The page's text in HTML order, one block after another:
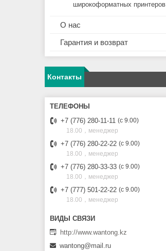
широкоформатных принтеров
О нас
Гарантия и возврат
Контакты
+7 (776) 280-11-11 с 9.00
18.00，менеджер
+7 (776) 280-22-22 с 9.00
18.00，менеджер
+7 (776) 280-33-33 с 9.00
18.00，менеджер
+7 (777) 501-22-22 с 9.00
18.00，менеджер
http://www.wantong.kz
wantong@mail.ru